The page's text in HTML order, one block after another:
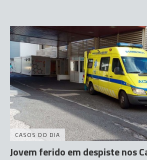
CASOS DO DIA
Jovem ferido em despiste nos